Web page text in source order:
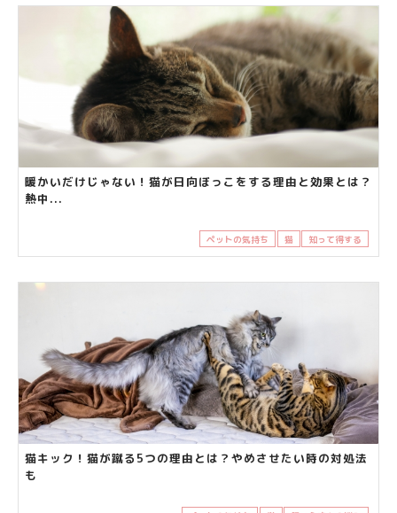
暖かいだけじゃない！猫が日向ぼっこをする理由と効果とは？
熱中...
ペットの気持ち 猫 知って得する
猫キック！猫が蹴る5つの理由とは？やめさせたい時の対処法
も